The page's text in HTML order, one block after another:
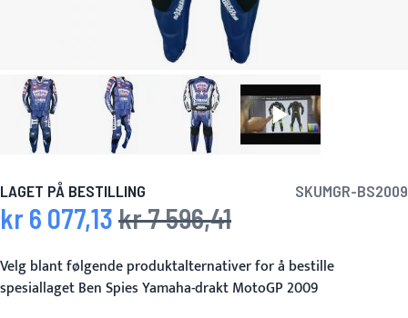
LAGET PÅ BESTILLING SKUMGR-BS2009
Spesialpris
kr 6 077,13 Vanlig pris
kr 7 596,41
Velg blant følgende produktalternativer for å bestille
spesiallaget Ben Spies Yamaha-drakt MotoGP 2009